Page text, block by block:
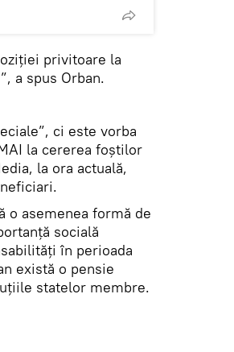
privitoare la
a spus Orban.
ci este vorba
la cererea foștilor
la ora actuală,
o asemenea formă de
socială
în perioada
există o pensie
statelor membre.